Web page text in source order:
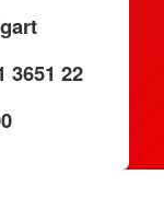
3651 22